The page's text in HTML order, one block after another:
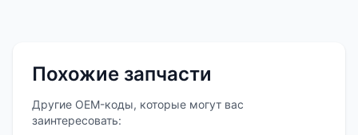
Похожие запчасти
Другие OEM-коды, которые могут вас
заинтересовать: